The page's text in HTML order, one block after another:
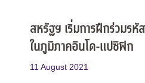
สหรัฐฯ เริ่มการฝึกร่วมรหั
ในภูมิภาคอินโด-แปซิฟิก
11 August 2021